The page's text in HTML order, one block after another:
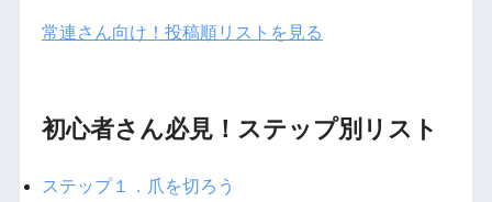
常連さん向け！投稿順リストを見る
初心者さん必見！ステップ別リスト
ステップ１．爪を切ろう